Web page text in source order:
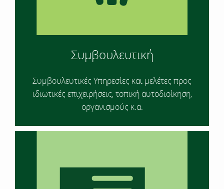
Συμβουλευτική
Συμβουλευτικές Υπηρεσίες και μελέτες προς
ιδιωτικές επιχειρήσεις, τοπική αυτοδιοίκηση,
οργανισμούς κ.α.